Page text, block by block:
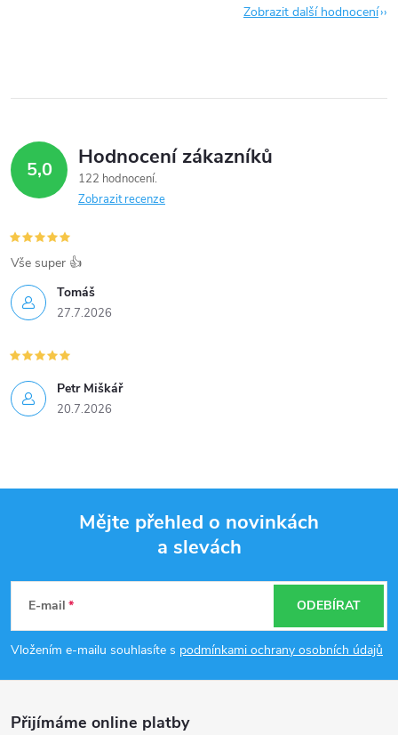
Zobrazit další hodnocení
5,0 Hodnocení zákazníků
122 hodnocení
Zobrazit recenze
Tomáš
27.7.2026
Vše super 👍
Petr Miškář
20.7.2026
p
a
Mějte přehled o novinkách
a slevách
E-mail
Vložením e-mailu souhlasíte s podmínkami ochrany osobních údajů
ODEBÍRAT
Přijímáme online platby